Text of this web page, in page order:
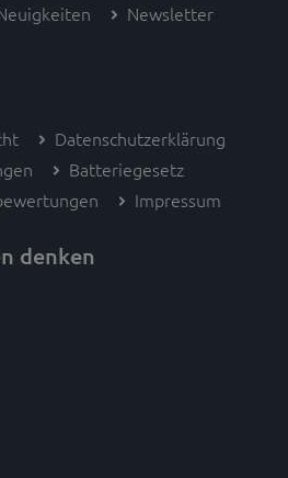
Newsletter
Datenschutzerklärung
Batteriegesetz
Impressum
denken